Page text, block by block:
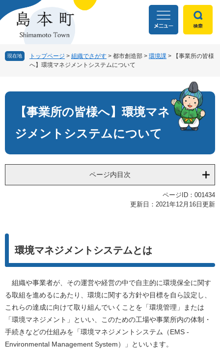
ー
ニ
本
現在地 トップページ > 組織でさがす > 都市創造部 > 環境課 >
【事業所の皆様
へ】環境マネジメントシステムについて
文
【事業所の皆様へ】環境マネ
ジメントシステムについて
ページ内目次
ページID：001434
更新日：2021年12月16日更新
環境マネジメントシステムとは
組織や事業者が、その運営や経営の中で自主的に環境保全に関す
る取組を進めるにあたり、環境に関する方針や目標を自ら設定し、
これらの達成に向けて取り組んでいくことを「環境管理」または
「環境マネジメント」といい、このための工場や事業所内の体制・
手続きなどの仕組みを「環境マネジメントシステム（EMS -
Environmental Management System）」といいます。